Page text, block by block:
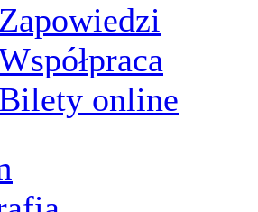
Zapowiedzi
Bilety online